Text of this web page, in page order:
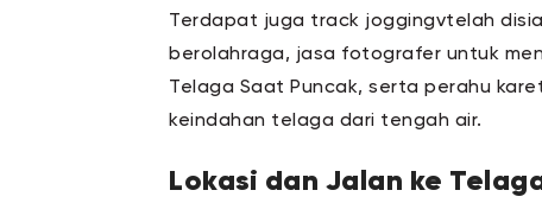
Terdapat juga track joggingvtelah
berolahraga, jasa fotografer untuk
Telaga Saat Puncak, serta perahu
keindahan telaga dari tengah air.
Lokasi dan Jalan ke